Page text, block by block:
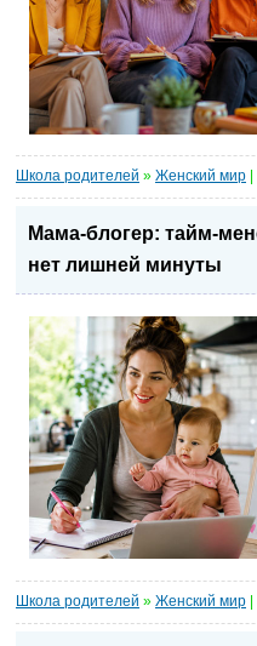
Школа родителей » Женский мир
Мама-блогер: тайм-
нет лишней минуты
Школа родителей » Женский мир